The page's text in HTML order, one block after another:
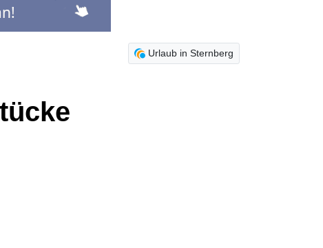
Urlaub in Sternberg